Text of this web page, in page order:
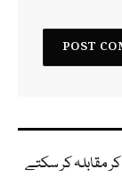
مقابلہ کر سکتے